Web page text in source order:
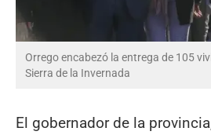
Orrego encabezó la entrega de 105
Sierra de la Invernada
El gobernador de la